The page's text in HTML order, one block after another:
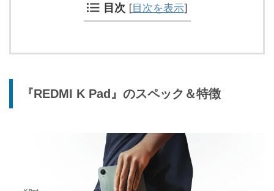
目次 [目次を表示]
『REDMI K Pad』のスペック＆特徴